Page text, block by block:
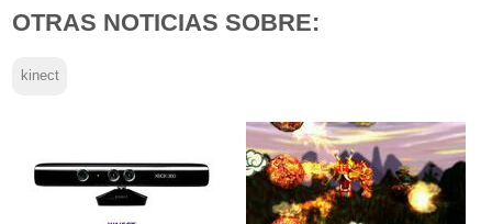
OTRAS NOTICIAS SOBRE:
kinect